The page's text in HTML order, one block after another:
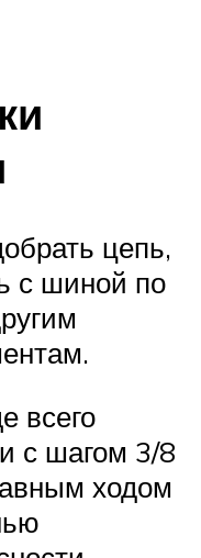
цепь,
с шиной по
всего
с шагом 3/8
ходом